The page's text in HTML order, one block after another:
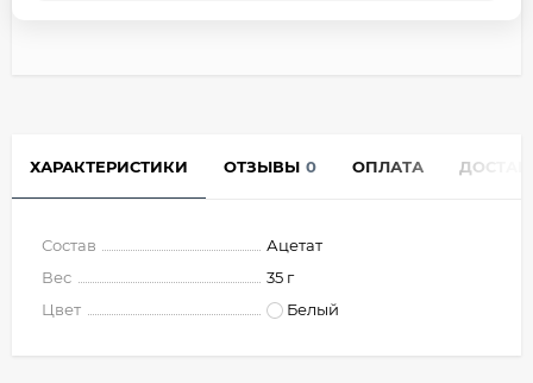
ХАРАКТЕРИСТИКИ ОТЗЫВЫ 0 ОПЛАТА
Состав
Ацетат
Вес
35 г
Цвет
Белый